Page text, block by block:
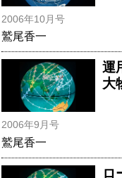
2006年10月号
鷲尾香一
運
大
2006年9月号
鷲尾香一
ロ